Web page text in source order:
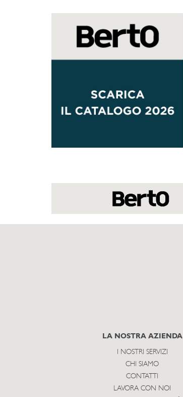
LA NOSTRA AZIENDA
I NOSTRI SERVIZI
CHI SIAMO
CONTATTI
LAVORA CON NOI